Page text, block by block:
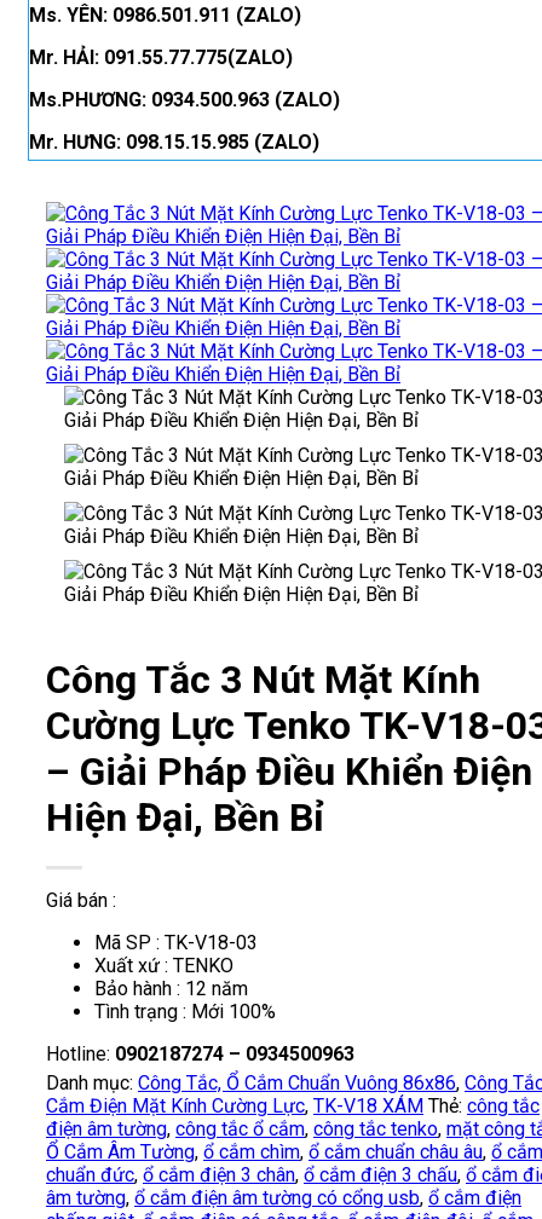
Ms. YÊN: 0986.501.911 (ZALO)
Mr. HẢI: 091.55.77.775(ZALO)
Ms.PHƯƠNG: 0934.500.963 (ZALO)
Mr. HƯNG: 098.15.15.985 (ZALO)
Công Tắc 3 Nút Mặt Kính
Cường Lực Tenko TK-V18-
– Giải Pháp Điều Khiển Điện
Hiện Đại, Bền Bỉ
Giá bán :
Mã SP : TK-V18-03
Xuất xứ : TENKO
Bảo hành : 12 năm
Tình trạng : Mới 100%
Hotline: 0902187274 – 0934500963
Danh mục: Công Tắc, Ổ Cắm Chuẩn Vuông 86x86, Công
Cắm Điện Mặt Kính Cường Lực, TK-V18 XÁM Thẻ: công tắc
điện âm tường, công tắc ổ cắm, công tắc tenko, mặt công
Ổ Cắm Âm Tường, ổ cắm chìm, ổ cắm chuẩn châu âu, ổ cắm
chuẩn đức, ổ cắm điện 3 chân, ổ cắm điện 3 chấu, ổ cắm
âm tường, ổ cắm điện âm tường có cổng usb, ổ cắm điện